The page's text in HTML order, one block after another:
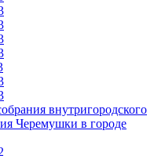
внутригородского
Черемушки в городе